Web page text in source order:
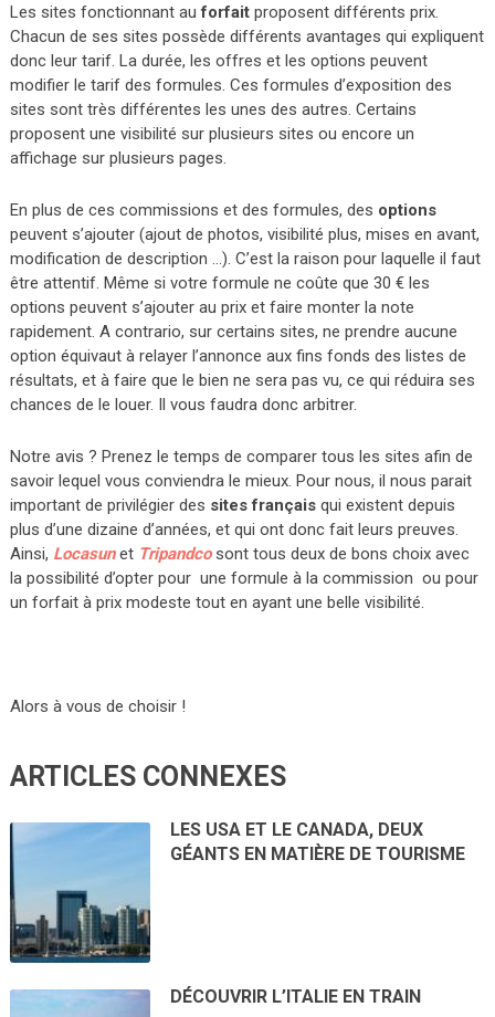
Les sites fonctionnant auforfaitproposent différents prix.
Chacun de ses sites possède différents avantages qui expliquent
donc leur tarif. La durée, les offres et les options peuvent
modifier le tarif des formules. Ces formules d’exposition des
sites sont très différentes les unes des autres. Certains
proposent une visibilité sur plusieurs sites ou encore un
affichage sur plusieurs pages.
En plus de ces commissions et des formules, des options
peuvent s’ajouter (ajout de photos, visibilité plus, mises en avant,
modification de description …). C’est la raison pour laquelle il faut
être attentif. Même si votre formule ne coûte que 30 € les
options peuvent s’ajouter au prix et faire monter la note
rapidement. A contrario, sur certains sites, ne prendre aucune
option équivaut à relayer l’annonce aux fins fonds des listes de
résultats, et à faire que le bien ne sera pas vu, ce qui réduira ses
chances de le louer. Il vous faudra donc arbitrer.
Notre avis ? Prenez le temps de comparer tous les sites afin de
savoir lequel vous conviendra le mieux. Pour nous, il nous parait
important de privilégier des sites françaisqui existent depuis
plus d’une dizaine d’années, et qui ont donc fait leurs preuves.
Ainsi, Locasunet Tripandco sont tous deux de bons choix avec
la possibilité d’opter pour une formule à la commission ou pour
un forfait à prix modeste tout en ayant une belle visibilité.
Alors à vous de choisir !
ARTICLES CONNEXES
LES USA ET LE CANADA, DEUX
GÉANTS EN MATIÈRE DE TOURISME
DÉCOUVRIR L’ITALIE EN TRAIN